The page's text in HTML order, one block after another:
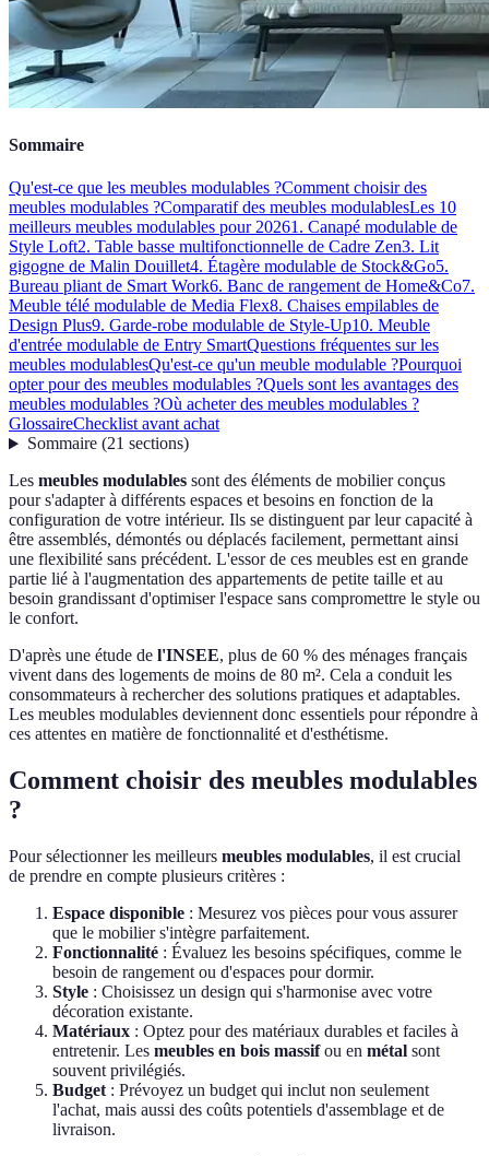
Sommaire
Qu'est-ce que les meubles modulables ?Comment choisir des
meubles modulables ?Comparatif des meubles modulablesLes 10
meilleurs meubles modulables pour 20261. Canapé modulable de
Style Loft2. Table basse multifonctionnelle de Cadre Zen3. Lit
gigogne de Malin Douillet4. Étagère modulable de Stock&Go5.
Bureau pliant de Smart Work6. Banc de rangement de Home&Co7.
Meuble télé modulable de Media Flex8. Chaises empilables de
Design Plus9. Garde-robe modulable de Style-Up10. Meuble
d'entrée modulable de Entry SmartQuestions fréquentes sur les
meubles modulablesQu'est-ce qu'un meuble modulable ?Pourquoi
opter pour des meubles modulables ?Quels sont les avantages des
meubles modulables ?Où acheter des meubles modulables ?
GlossaireChecklist avant achat
Sommaire(21 sections)
Les meubles modulables sont des éléments de mobilier conçus
pour s'adapter à différents espaces et besoins en fonction de la
configuration de votre intérieur. Ils se distinguent par leur capacité à
être assemblés, démontés ou déplacés facilement, permettant ainsi
une flexibilité sans précédent. L'essor de ces meubles est en grande
partie lié à l'augmentation des appartements de petite taille et au
besoin grandissant d'optimiser l'espace sans compromettre le style ou
le confort.
D'après une étude de l'INSEE, plus de 60 % des ménages français
vivent dans des logements de moins de 80 m². Cela a conduit les
consommateurs à rechercher des solutions pratiques et adaptables.
Les meubles modulables deviennent donc essentiels pour répondre à
ces attentes en matière de fonctionnalité et d'esthétisme.
Comment choisir des meubles modulables
?
Pour sélectionner les meilleurs meubles modulables, il est crucial
de prendre en compte plusieurs critères :
Espace disponible : Mesurez vos pièces pour vous assurer
que le mobilier s'intègre parfaitement.
Fonctionnalité : Évaluez les besoins spécifiques, comme le
besoin de rangement ou d'espaces pour dormir.
Style : Choisissez un design qui s'harmonise avec votre
décoration existante.
Matériaux : Optez pour des matériaux durables et faciles à
entretenir. Les meubles en bois massifou en métal sont
souvent privilégiés.
Budget : Prévoyez un budget qui inclut non seulement
l'achat, mais aussi des coûts potentiels d'assemblage et de
livraison.